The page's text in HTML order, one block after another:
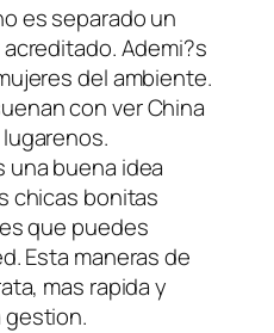
es separado un
Ademi?s
del ambiente.
con ver China
una buena idea
chicas bonitas
que puedes
Esta maneras de
mas rapida y
gestion.